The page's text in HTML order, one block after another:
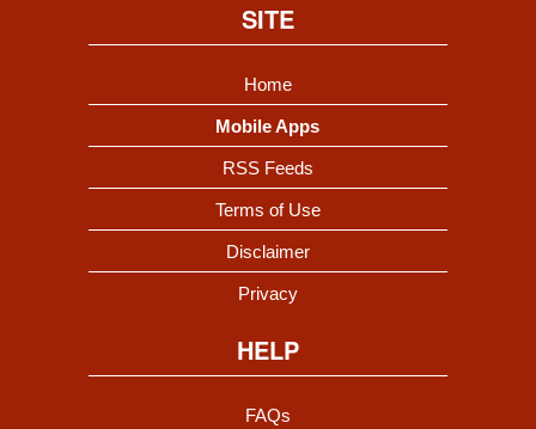
SITE
Home
Mobile Apps
RSS Feeds
Terms of Use
Disclaimer
Privacy
HELP
FAQs